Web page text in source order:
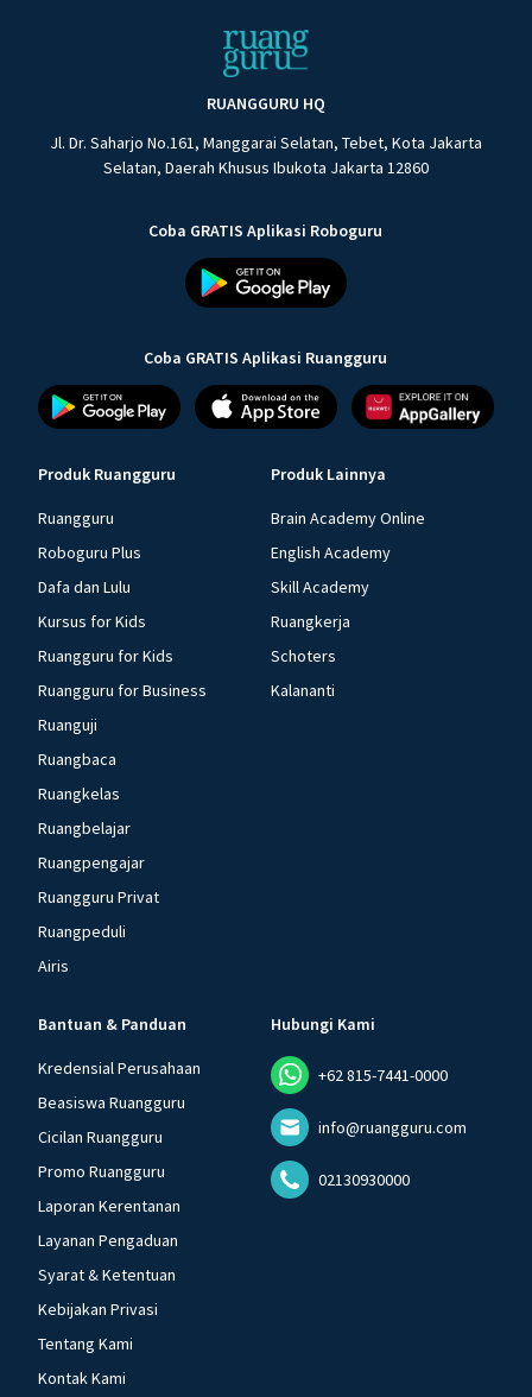
RUANGGURU HQ
Jl. Dr. Saharjo No.161, Manggarai Selatan, Tebet, Kota Jakarta
Selatan, Daerah Khusus Ibukota Jakarta 12860
Coba GRATIS Aplikasi Roboguru
Coba GRATIS Aplikasi Ruangguru
Produk Ruangguru
Ruangguru
Roboguru Plus
Dafa dan Lulu
Kursus for Kids
Ruangguru for Kids
Ruangguru for Business
Ruanguji
Ruangbaca
Ruangkelas
Ruangbelajar
Ruangpengajar
Ruangguru Privat
Ruangpeduli
Airis
Produk Lainnya
Brain Academy Online
English Academy
Skill Academy
Ruangkerja
Schoters
Kalananti
Bantuan & Panduan
Kredensial Perusahaan
Beasiswa Ruangguru
Cicilan Ruangguru
Promo Ruangguru
Laporan Kerentanan
Layanan Pengaduan
Syarat & Ketentuan
Kebijakan Privasi
Tentang Kami
Kontak Kami
Hubungi Kami
+62 815-7441-0000
info@ruangguru.com
02130930000